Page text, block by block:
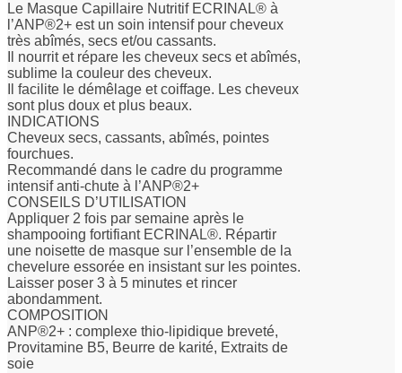
Le Masque Capillaire Nutritif ECRINAL® à
l’ANP®2+ est un soin intensif pour cheveux
très abîmés, secs et/ou cassants.
Il nourrit et répare les cheveux secs et abîmés,
sublime la couleur des cheveux.
Il facilite le démêlage et coiffage. Les cheveux
sont plus doux et plus beaux.
INDICATIONS
Cheveux secs, cassants, abîmés, pointes
fourchues.
Recommandé dans le cadre du programme
intensif anti-chute à l’ANP®2+
CONSEILS D’UTILISATION
Appliquer 2 fois par semaine après le
shampooing fortifiant ECRINAL®. Répartir
une noisette de masque sur l’ensemble de la
chevelure essorée en insistant sur les pointes.
Laisser poser 3 à 5 minutes et rincer
abondamment.
COMPOSITION
ANP®2+ : complexe thio-lipidique breveté,
Provitamine B5, Beurre de karité, Extraits de
soie